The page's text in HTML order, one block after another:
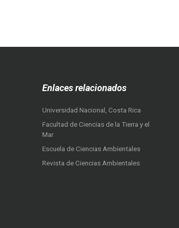
Enlaces relacionados
Universidad Nacional, Costa Rica
Facultad de Ciencias de la Tierra y el
Mar
Escuela de Ciencias Ambientales
Revista de Ciencias Ambientales